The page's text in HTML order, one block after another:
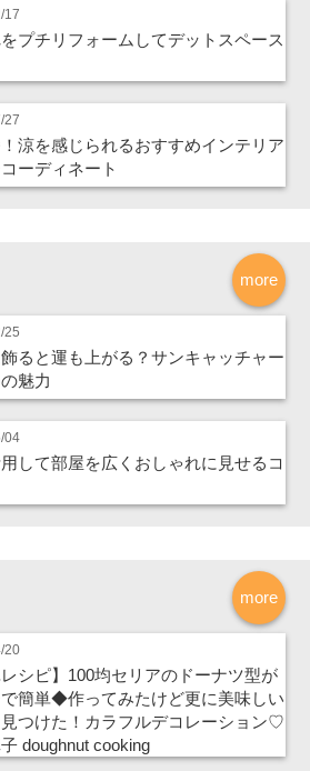
17
プチリフォームしてデットスペース
27
涼を感じられるおすすめインテリア
ーディネート
more
25
ると運も上がる？サンキャッチャー
魅力
04
して部屋を広くおしゃれに見せるコ
more
20
レシピ】100均セリアのドーナツ型が
で簡単◆作ってみたけど更に美味しい
つけた！カラフルデコレーション♡
doughnut cooking